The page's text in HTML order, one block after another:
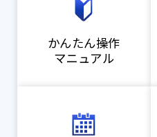
かんたん操作
マニュアル